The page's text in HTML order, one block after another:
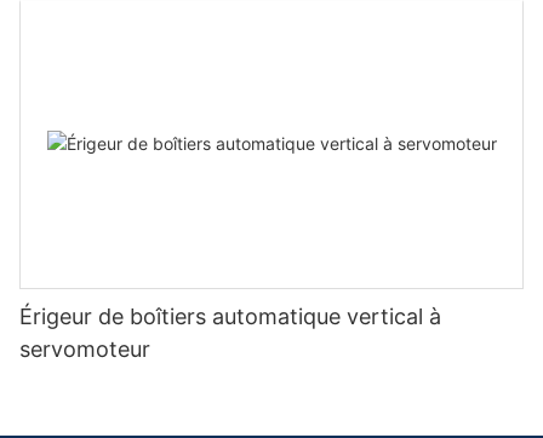
Érigeur de boîtiers automatique vertical à
servomoteur